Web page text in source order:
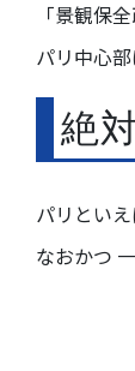
「景観保
パリ中心
絶
パリとい
なおかつ